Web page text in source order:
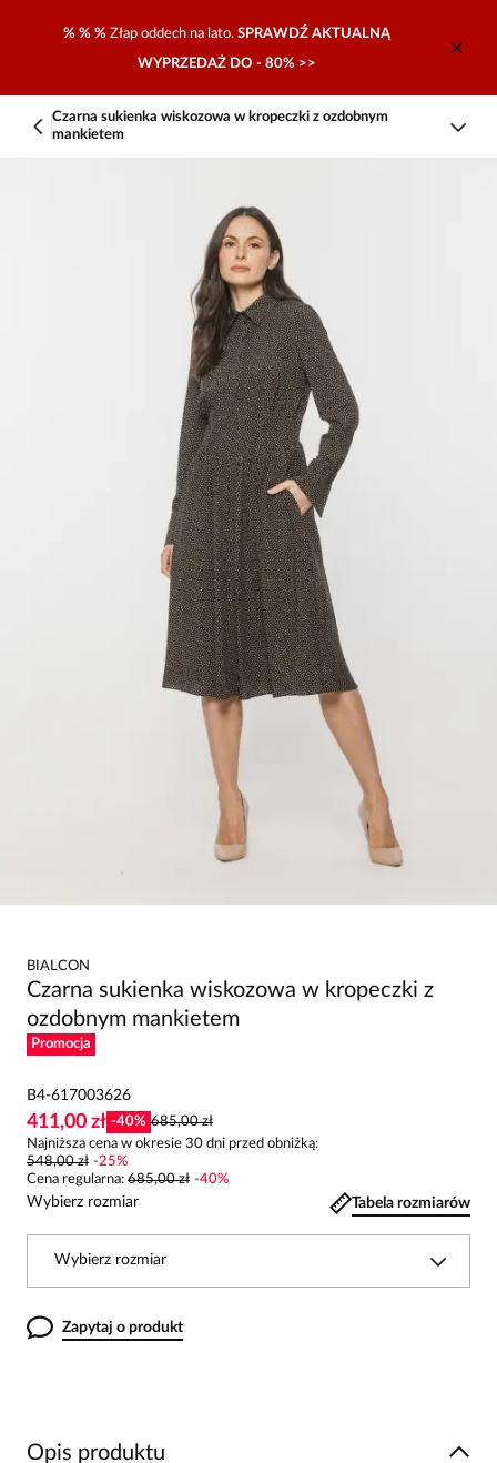
% % % Złap oddech na lato. SPRAWDŹ AKTUALNĄ
WYPRZEDAŻ DO - 80% >>
Czarna sukienka wiskozowa w kropeczki z ozdobnym
mankietem
BIALCON
Czarna sukienka wiskozowa w kropeczki z
ozdobnym mankietem
Promocja
B4-617003626
411,00 zł -40% 685,00 zł
Najniższa cena w okresie 30 dni przed obniżką:
548,00 zł -25%
Cena regularna: 685,00 zł -40%
Wybierz rozmiar Tabela rozmiarów
Wybierz rozmiar
Zapytaj o produkt
Opis produktu